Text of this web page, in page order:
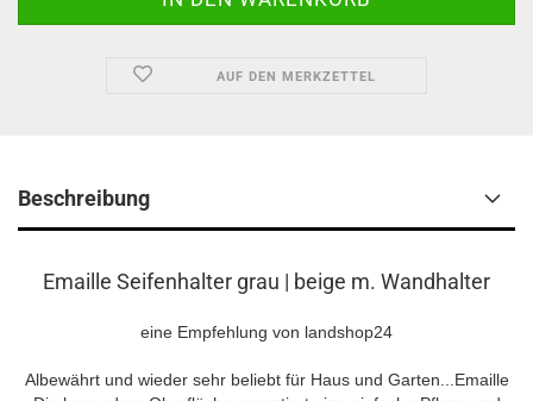
AUF DEN MERKZETTEL
Beschreibung
Emaille Seifenhalter grau | beige m. Wandhalter
eine Empfehlung von landshop24
Albewährt und wieder sehr beliebt für Haus und Garten...Emaille